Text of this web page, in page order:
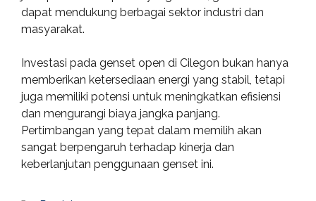
dapat mendukung berbagai sektor industri dan
masyarakat.
Investasi pada genset open di Cilegon bukan hanya
memberikan ketersediaan energi yang stabil, tetapi
juga memiliki potensi untuk meningkatkan efisiensi
dan mengurangi biaya jangka panjang.
Pertimbangan yang tepat dalam memilih akan
sangat berpengaruh terhadap kinerja dan
keberlanjutan penggunaan genset ini.